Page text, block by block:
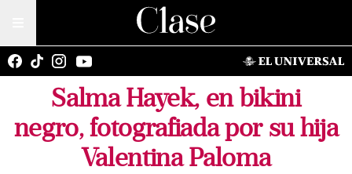
Salma Hayek, en bikini
negro, fotografiada por su hija
Valentina Paloma